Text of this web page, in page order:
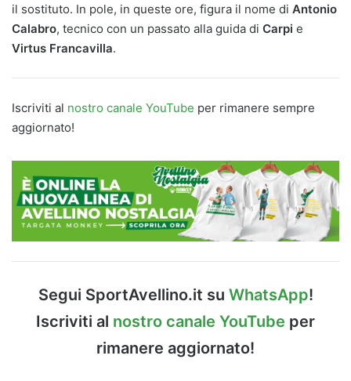
il sostituto. In pole, in queste ore, figura il nome di Antonio
Calabro, tecnico con un passato alla guida di Carpi e
Virtus Francavilla.
Iscriviti al nostro canale YouTube per rimanere sempre
aggiornato!
Segui SportAvellino.it su WhatsApp!
Iscriviti al nostro canale YouTube per
rimanere aggiornato!